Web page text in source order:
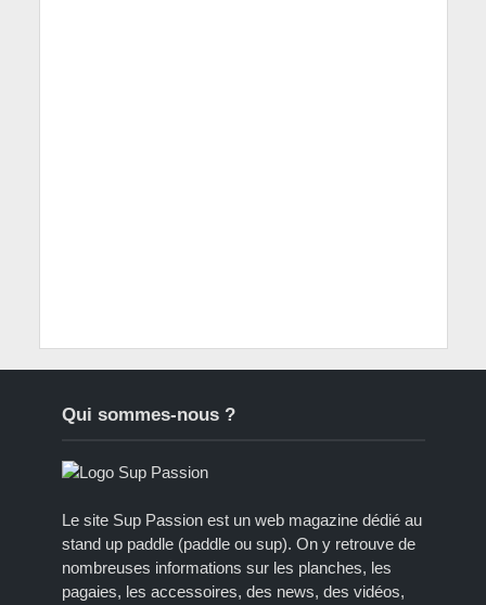
Qui sommes-nous ?
Le site Sup Passion est un web magazine dédié au
stand up paddle (paddle ou sup). On y retrouve de
nombreuses informations sur les planches, les
pagaies, les accessoires, des news, des vidéos,